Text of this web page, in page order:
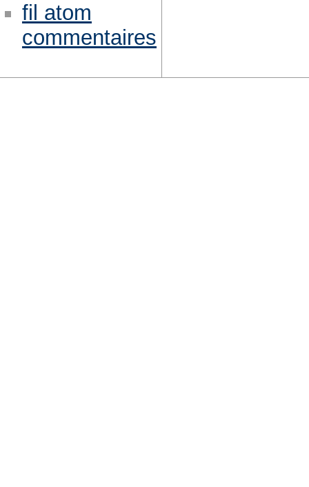
fil atom
commentaires